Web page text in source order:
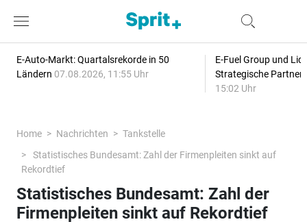
E-Auto-Markt: Quartalsrekorde in 50
Ländern 07.08.2026, 11:55 Uhr
E-Fuel Group und
Strategische
15:02 Uhr
Home Nachrichten
Tankstelle
Statistisches Bundesamt: Zahl der Firmenpleiten sinkt auf
Rekordtief
Statistisches Bundesamt: Zahl der
Firmenpleiten sinkt auf Rekordtief